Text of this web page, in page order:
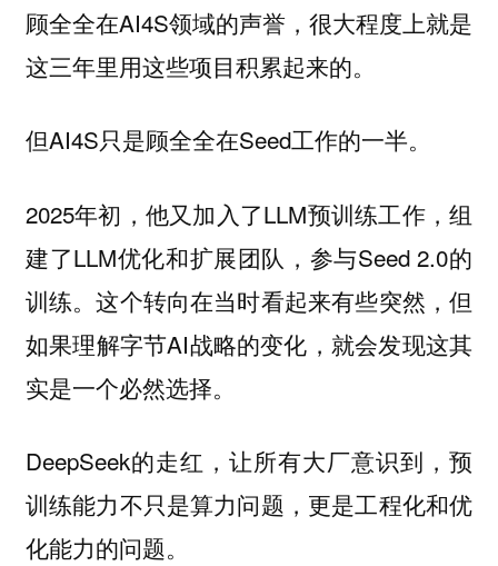
顾全全在AI4S领域的声誉，很大程度上就是
这三年里用这些项目积累起来的。
但AI4S只是顾全全在Seed工作的一半。
2025年初，他又加入了LLM预训练工作，组
建了LLM优化和扩展团队，参与Seed 2.0的
训练。这个转向在当时看起来有些突然，但
如果理解字节AI战略的变化，就会发现这其
实是一个必然选择。
DeepSeek的走红，让所有大厂意识到，预
训练能力不只是算力问题，更是工程化和优
化能力的问题。